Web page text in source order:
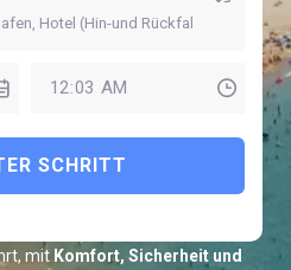
SCHRITT
mit Komfort, Sicherheit und